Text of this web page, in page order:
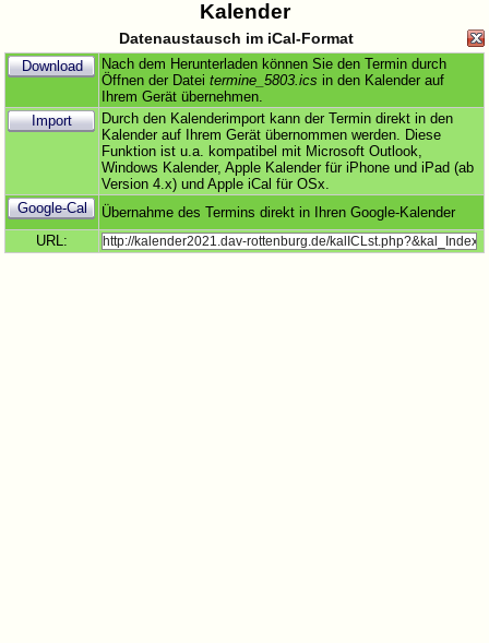
Kalender
Datenaustausch im iCal-Format
Download
Nach dem Herunterladen können Sie den Termin durch
Öffnen der Dateitermine_5803.ics in den Kalender auf
Ihrem Gerät übernehmen.
Import
Durch den Kalenderimport kann der Termin direkt in den
Kalender auf Ihrem Gerät übernommen werden. Diese
Funktion ist u.a. kompatibel mit Microsoft Outlook,
Windows Kalender, Apple Kalender für iPhone und iPad (ab
Version 4.x) und Apple iCal für OSx.
Google-Cal
Übernahme des Termins direkt in Ihren Google-Kalender
URL: